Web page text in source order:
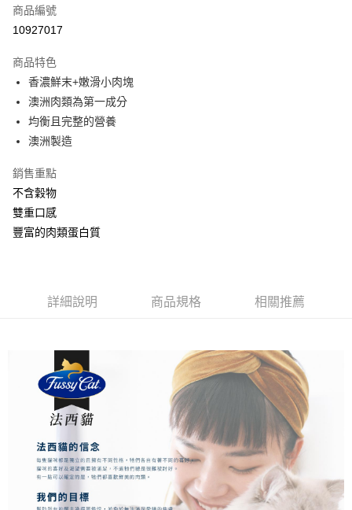
２．便利：只要手機號碼，簡訊認證，即可結帳。
３．安心：先確認商品／服務後，再付款。
【「AFTEE先享後付」結帳流程】
結帳頁面，進行簡訊認證並確認金額後，即可完成結帳。
２．訂單成立數日內，您將收到繳費通知簡訊。
３．收到繳費通知簡訊後14天內，點擊此簡訊中的連結，可透過四大超商／
ATM／網路銀行／等多元方式進行付款，方視為交易完成。
※ 請注意：結帳手續完成當下不需立刻繳費，但若您需要取消訂單，請聯絡
後付繳納相關費用。
※ 交易是否成功請以「AFTEE先享後付 」之結帳頁面顯示為準，若有關於
是否繳費成功／繳費後需取消欲退款等相關疑問，請聯繫「AFTEE先享後付
客戶支援中心」
２．關於個人資料處理事宜，請瀏覽以下網址：
４．使用「AFTEE先享後付」時，將依據個別帳號之用戶狀況，依本公司即
時審查核予不同之上限額度；若仍有額度不足之情形，本公司將視審查結果
請求用戶進行身份認證。
５．嚴禁一人註冊多個帳號或使用他人資訊註冊。若發現惡意使用之情形，
恩沛科技股份有限公司將有權停止該用戶之使用額度並採取法律行動。
運送方式
全家取貨付款
每筆NT$80，滿NT$2,000(含以上)免運費
付款後全家取貨
每筆NT$80，滿NT$2,000(含以上)免運費
7-11取貨付款
付款後7-11取貨
每筆NT$80，滿NT$2,000(含以上)免運費
一般宅配
每筆NT$300
每筆NT$180
商品編號
10927017
商品特色
香濃鮮末+嫩滑小肉塊
澳洲肉類為第一成分
均衡且完整的營養
澳洲製造
銷售重點
不含穀物
雙重口感
豐富的肉類蛋白質
詳細說明 商品規格 相關推薦